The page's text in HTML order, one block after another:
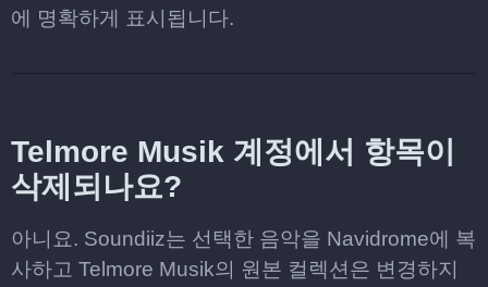
에 명확하게 표시됩니다.
Telmore Musik 계정에서 항목이
삭제되나요?
아니요. Soundiiz는 선택한 음악을 Navidrome에 복
사하고 Telmore Musik의 원본 컬렉션은 변경하지